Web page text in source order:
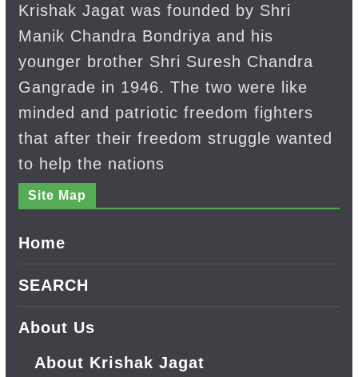
Krishak Jagat was founded by Shri
Manik Chandra Bondriya and his
younger brother Shri Suresh Chandra
Gangrade in 1946. The two were like
minded and patriotic freedom fighters
that after their freedom struggle wanted
to help the nations
Site Map
Home
SEARCH
About Us
About Krishak Jagat